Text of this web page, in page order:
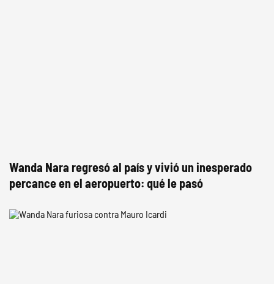
Wanda Nara regresó al país y vivió un inesperado
percance en el aeropuerto: qué le pasó